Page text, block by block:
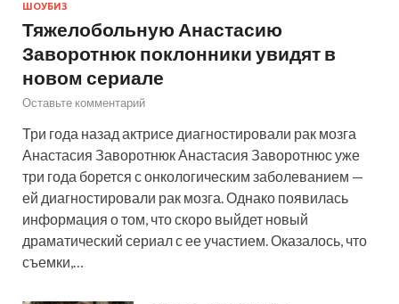
ШОУБИЗ
Тяжелобольную Анастасию
Заворотнюк поклонники увидят в
новом сериале
Оставьте комментарий
Три года назад актрисе диагностировали рак мозга
Анастасия Заворотнюк Анастасия Заворотнюс уже
три года борется с онкологическим заболеванием —
ей диагностировали рак мозга. Однако появилась
информация о том, что скоро выйдет новый
драматический сериал с ее участием. Оказалось, что
съемки,…